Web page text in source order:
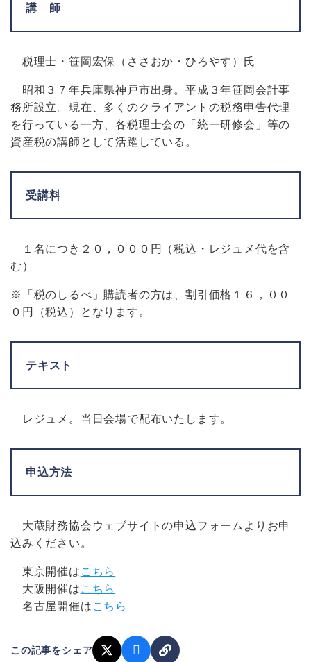
講 師
税理士・笹岡宏保（ささおか・ひろやす）氏
昭和３７年兵庫県神戸市出身。平成３年笹岡会計事
務所設立。現在、多くのクライアントの税務申告代理
を行っている一方、各税理士会の「統一研修会」等の
資産税の講師として活躍している。
受講料
１名につき２０，０００円（税込・レジュメ代を含
む）
※「税のしるべ」購読者の方は、割引価格１６，００
０円（税込）となります。
テキスト
レジュメ。当日会場で配布いたします。
申込方法
大蔵財務協会ウェブサイトの申込フォームよりお申
込みください。
東京開催は こちら
大阪開催は こちら
名古屋開催は こちら
この記事をシェア